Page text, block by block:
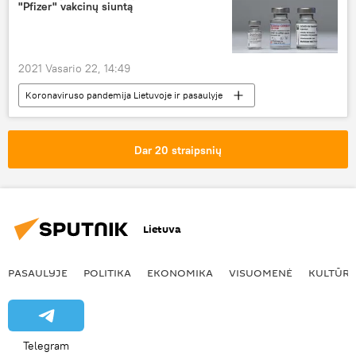
"Pfizer" vakcinų siuntą
2021 Vasario 22, 14:49
Koronaviruso pandemija Lietuvoje ir pasaulyje
Visuomenė
vakcina
vakcinacija
Dar 20 straipsnių
Lietuva
PASAULYJE POLITIKA EKONOMIKA VISUOMENĖ KULTŪRA
Telegram